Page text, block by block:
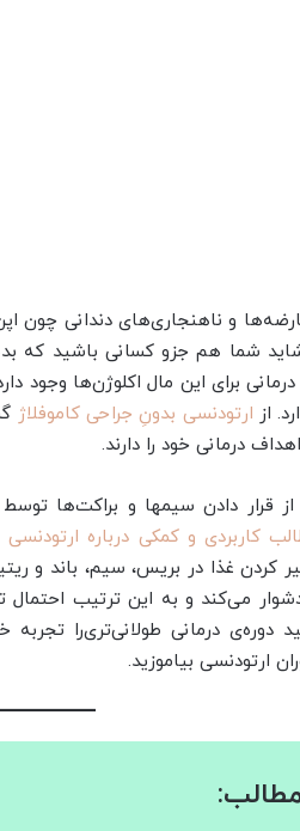
عارضه‌ها و ناهنجاری‌های دندانی چون
شما هم جزو کسانی باشید که
درمانی برای این مال اکلوژن‌ها وجود
از ارتودنسی بدونِ جراحی کاموفلاژ
درمانی خود را دارند.
قرار دادن سیمها و براکت‌ها
کاربردی و کمکی درباره ارتودنسی
کردن غذا در بریس، سیم، باند و
می‌کند و به این ترتیب احتمال
دوره‌ی درمانی طولانی‌تری‌را
ارتودنسی بیاموزید.